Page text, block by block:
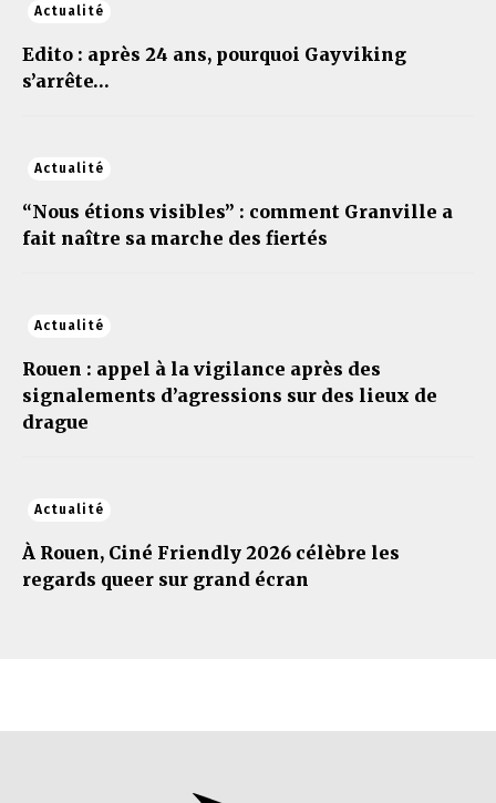
Actualité
Edito : après 24 ans, pourquoi Gayviking
s’arrête…
Actualité
“Nous étions visibles” : comment Granville a
fait naître sa marche des fiertés
Actualité
Rouen : appel à la vigilance après des
signalements d’agressions sur des lieux de
drague
Actualité
À Rouen, Ciné Friendly 2026 célèbre les
regards queer sur grand écran